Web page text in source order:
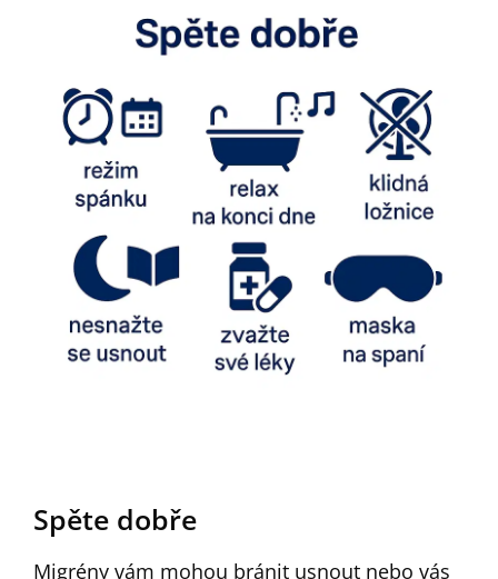
Spěte dobře
Migrény vám mohou bránit usnout nebo vás